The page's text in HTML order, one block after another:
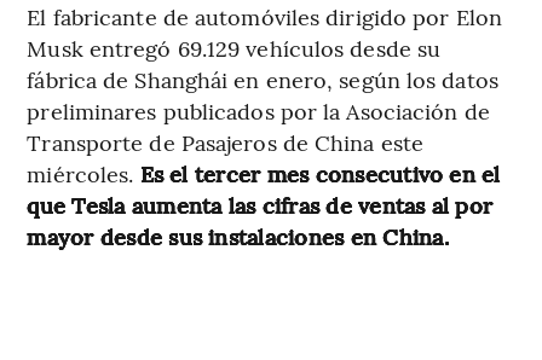
El fabricante de automóviles dirigido por Elon
Musk entregó 69.129 vehículos desde su
fábrica de Shanghái en enero, según los datos
preliminares publicados por la Asociación de
Transporte de Pasajeros de China este
miércoles. Es el tercer mes consecutivo en el
que Tesla aumenta las cifras de ventas al por
mayor desde sus instalaciones en China.